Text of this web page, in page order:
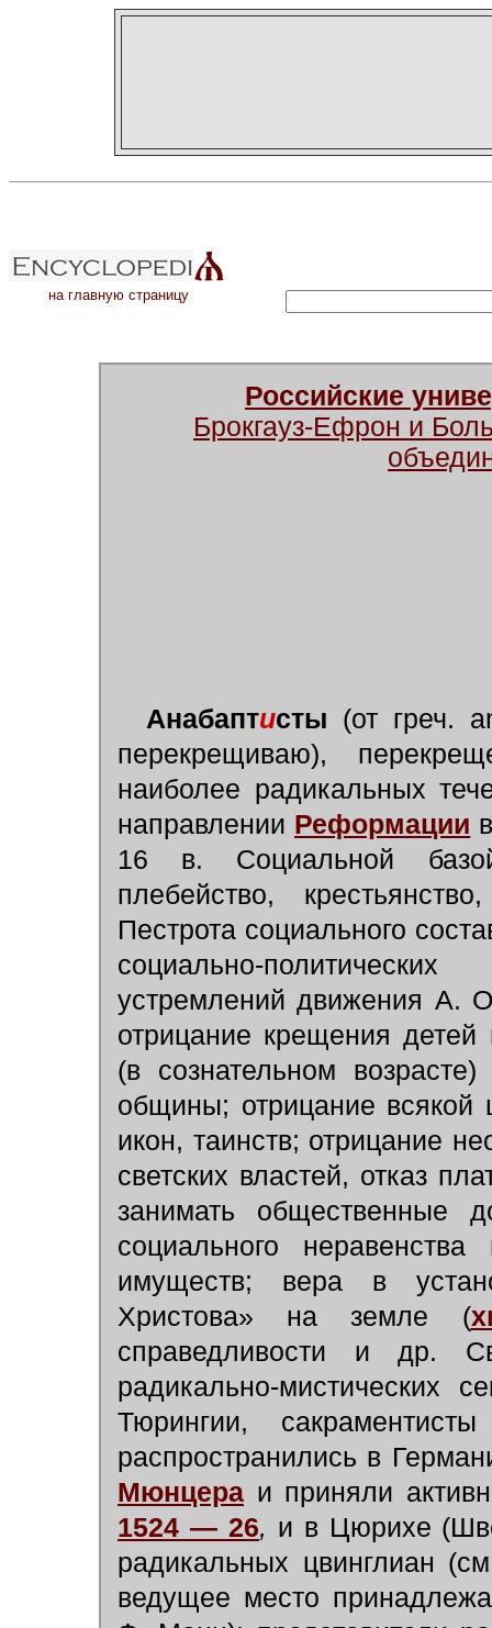
на главную страницу
Российские
Брокгауз-Ефрон и
Анабаптисты (от греч.
перекрещиваю),
наиболее радикальных
направлении Реформации
16 в. Социальной
плебейство,
Пестрота социального
социально-
устремлений движения А.
отрицание крещения детей
(в сознательном
общины; отрицание всякой
икон, таинств; отрицание
светских властей, отказ
занимать общественные
социального
имуществ; вера в
Христова» на земле (
справедливости и др.
радикально-мистических
Тюрингии,
распространились в
Мюнцера и приняли
1524 — 26, и в Цюрихе
радикальных цвинглиан
ведущее место